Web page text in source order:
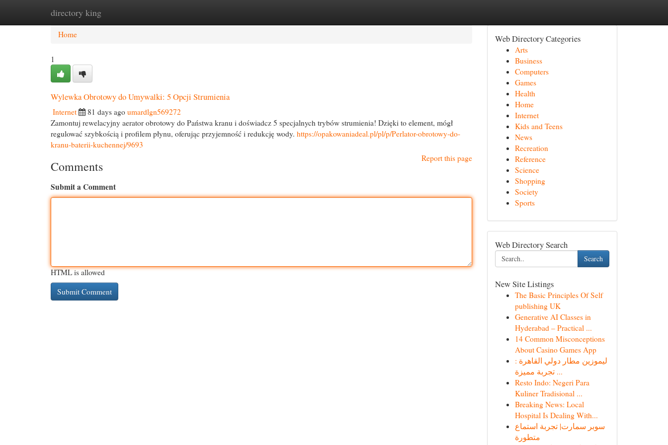
directory king
Home New Site Listings
Home
1
Wylewka Obrotowy do Umywalki: 5 Opcji Strumienia
Internet 81 days ago umardlgn569272
Zamontuj rewelacyjny aerator obrotowy do Państwa kranu i doświadcz 5 specjalnych trybów strumienia! Dzięki to element, mógł
regulować szybkością i profilem płynu, oferując przyjemność i redukcję wody. https://opakowaniadeal.pl/pl/p/Perlator-obrotowy-do-
kranu-baterii-kuchennej/9693
Report this page
Comments
Submit a Comment
HTML is allowed
Web Directory Categories
Arts
Business
Computers
Games
Health
Home
Internet
Kids and Teens
News
Recreation
Reference
Science
Shopping
Society
Sports
Web Directory Search
Search
New Site Listings
The Basic Principles Of Self
publishing UK
Generative AI Classes in
Hyderabad – Practical ...
14 Common Misconceptions
About Casino Games App
ليموزين مطار دولي القاهرة :
تجربة مميزة ...
Resto Indo: Negeri Para
Kuliner Tradisional ...
Breaking News: Local
Hospital Is Dealing With...
سوبر سمارت| تجربة استماع
متطورة